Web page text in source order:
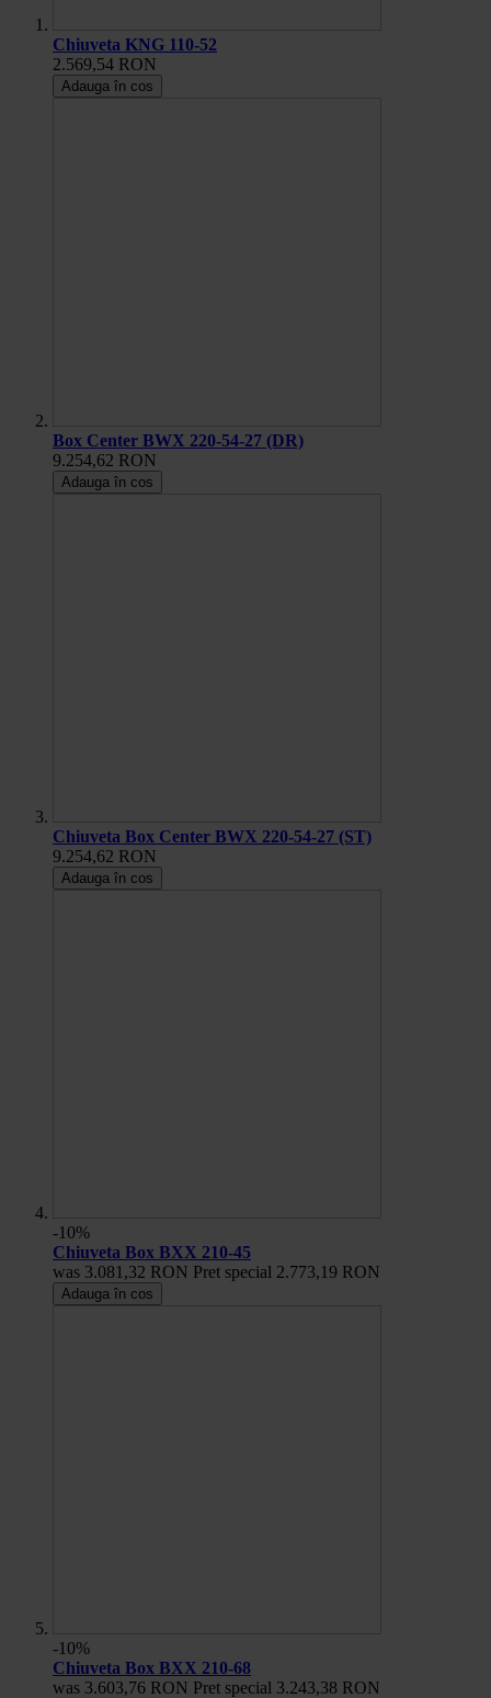
Chiuveta KNG 110-52
2.569,54 RON
Adauga în cos
Box Center BWX 220-54-27 (DR)
9.254,62 RON
Adauga în cos
Chiuveta Box Center BWX 220-54-27 (ST)
9.254,62 RON
Adauga în cos
-10%
Chiuveta Box BXX 210-45
was 3.081,32 RON Pret special 2.773,19 RON
Adauga în cos
-10%
Chiuveta Box BXX 210-68
was 3.603,76 RON Pret special 3.243,38 RON